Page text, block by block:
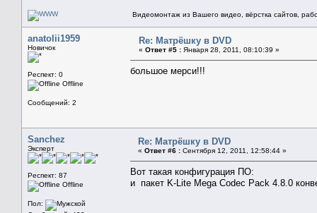
Видеомонтаж из Вашего видео, вёрстка сайтов,
anatolii1959
Новичок
Респект: 0
Offline
Сообщений: 2
Re: Матрёшку в DVD
« Ответ #5 : Января 28, 2011, 08:10:39 »
большое мерси!!!
Sanchez
Эксперт
Респект: 87
Offline
Пол:
Re: Матрёшку в DVD
« Ответ #6 : Сентября 12, 2011, 12:58:44 »
Вот такая конфигурация ПО:
и пакет K-Lite Mega Codec Pack 4.8.0